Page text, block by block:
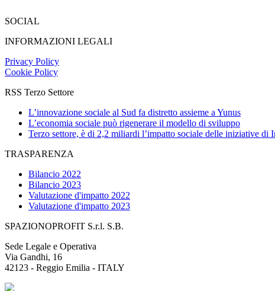
SOCIAL
INFORMAZIONI LEGALI
Privacy Policy
Cookie Policy
RSS Terzo Settore
L’innovazione sociale al Sud fa distretto assieme a Yunus
L’economia sociale può rigenerare il modello di sviluppo
Terzo settore, è di 2,2 miliardi l’impatto sociale delle iniziative di
TRASPARENZA
Bilancio 2022
Bilancio 2023
Valutazione d'impatto 2022
Valutazione d'impatto 2023
SPAZIONOPROFIT S.r.l. S.B.
Sede Legale e Operativa
Via Gandhi, 16
42123 - Reggio Emilia - ITALY